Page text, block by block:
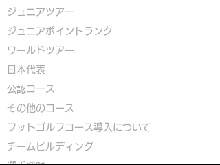
ジュニアツアー
ジュニアポイントランク
​ワールドツアー
​​日本代表
公認コース
​その他のコース
​ フットゴルフコース導入について
​チームビルディング